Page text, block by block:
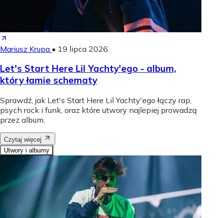
Mariusz Krupa • 19 lipca 2026
Let's Start Here Lil Yachty'ego - album,
który łamie schematy
Sprawdź, jak Let's Start Here Lil Yachty'ego łączy rap,
psych rock i funk, oraz które utwory najlepiej prowadzą
przez album.
Czytaj więcej
Utwory i albumy